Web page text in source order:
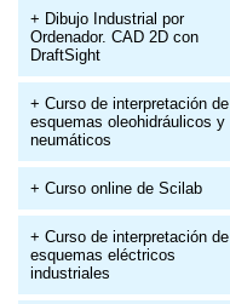
+ Dibujo Industrial por
Ordenador. CAD 2D con
DraftSight
+ Curso de interpretación de
esquemas oleohidráulicos y
neumáticos
+ Curso online de Scilab
+ Curso de interpretación de
esquemas eléctricos
industriales